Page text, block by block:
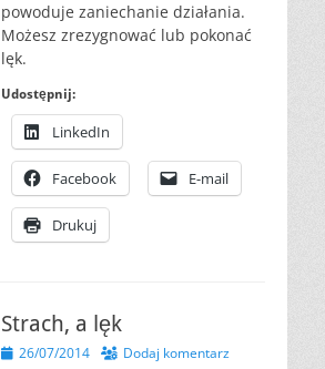
powoduje zaniechanie działania.
Możesz zrezygnować lub pokonać
lęk.
Udostępnij:
LinkedIn
Facebook E-mail
Drukuj
Strach, a lęk
Opublikowano
26/07/2014 Dodaj komentarz